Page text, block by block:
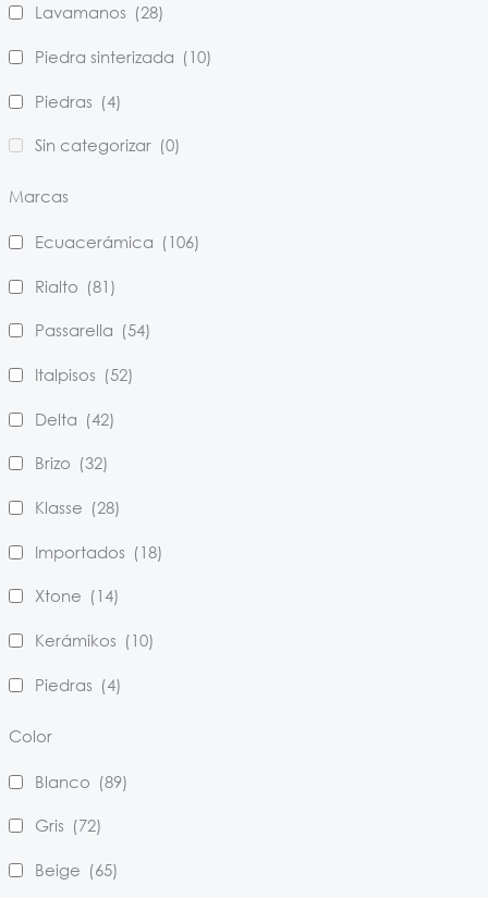
Lavamanos (28)
Piedra sinterizada (10)
Piedras (4)
Sin categorizar (0)
Marcas
Ecuacerámica (106)
Rialto (81)
Passarella (54)
Italpisos (52)
Delta (42)
Brizo (32)
Klasse (28)
Importados (18)
Xtone (14)
Kerámikos (10)
Piedras (4)
Color
Blanco (89)
Gris (72)
Beige (65)